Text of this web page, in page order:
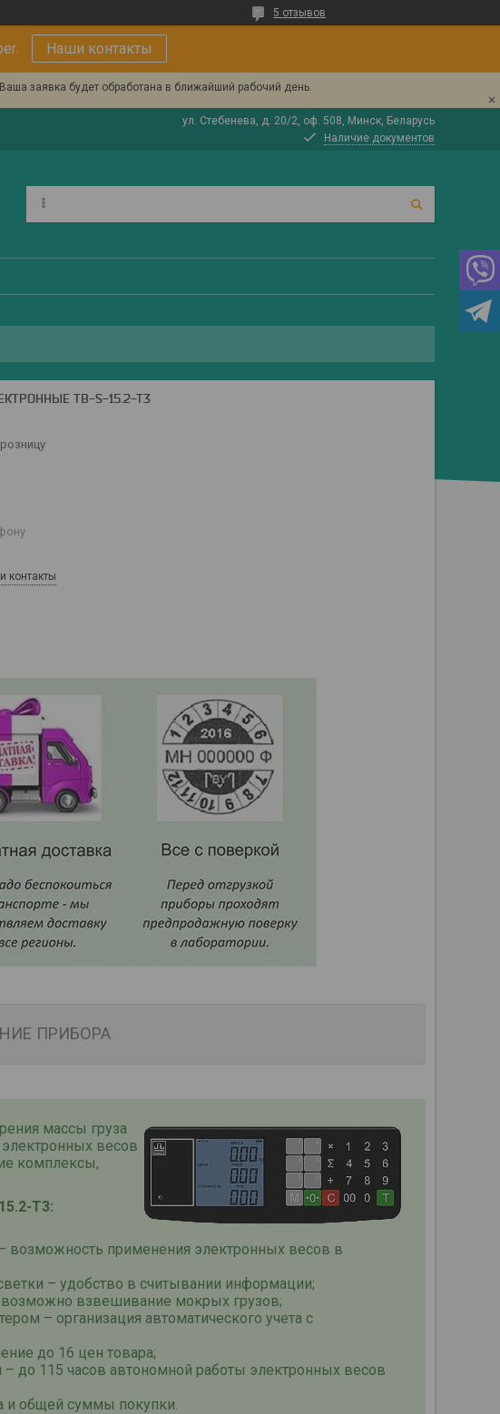
5 отзывов
Наши контакты
заявка будет обработана в ближайший рабочий день.
ул. Стебенева, д. 20/2, оф. 508, Минск, Беларусь
Наличие документов
TB-S-15.2-T3
контакты
ПРИБОРА
массы груза
весов
комплексы,
T3:
возможность применения электронных весов в
– удобство в считывании информации;
взвешивание мокрых грузов;
– организация автоматического учета с
до 16 цен товара;
до 115 часов автономной работы электронных весов
и общей суммы покупки.